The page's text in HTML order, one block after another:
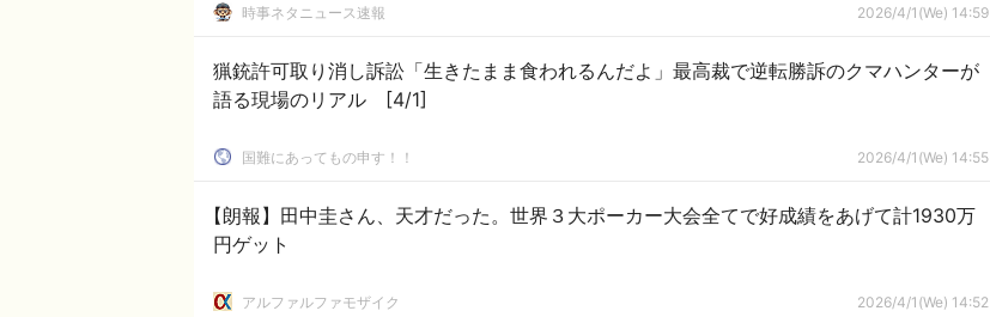
時事ネタニュース速報 2026/4/1(We) 14:59
猟銃許可取り消し訴訟「生きたまま食われるんだよ」最高裁で逆転勝訴のクマハンターが
語る現場のリアル [4/1]
国難にあってもの申す！！ 2026/4/1(We) 14:55
【朗報】田中圭さん、天才だった。世界３大ポーカー大会全てで好成績をあげて計1930万
円ゲット
アルファルファモザイク 2026/4/1(We) 14:52